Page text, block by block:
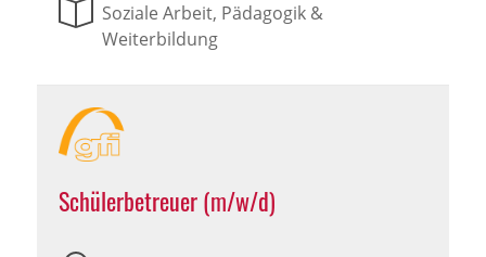
Soziale Arbeit, Pädagogik &
Weiterbildung
Schülerbetreuer (m/w/d)